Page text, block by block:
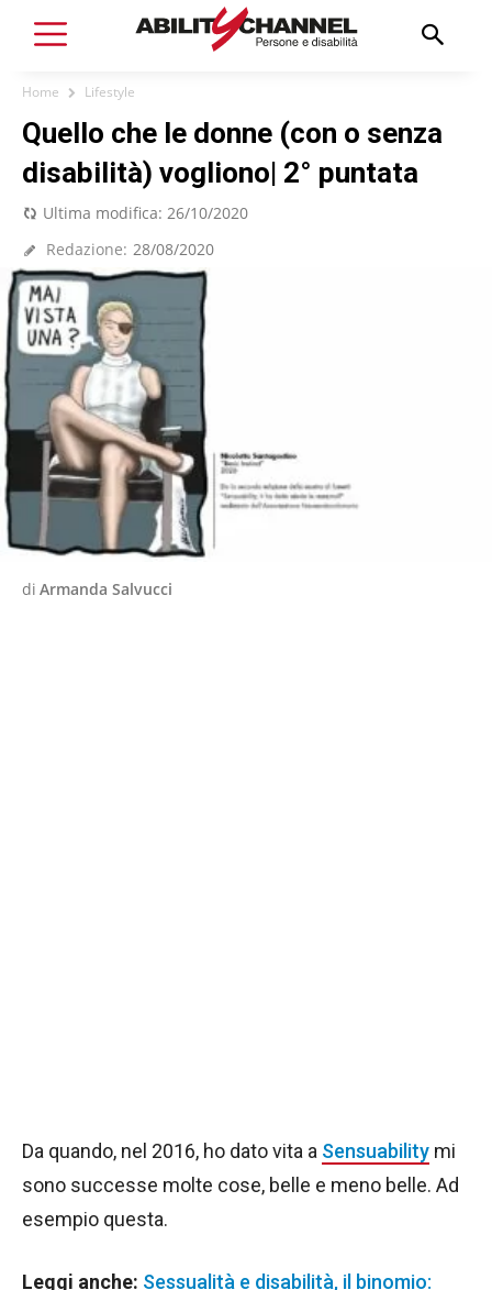
Home Lifestyle
Quello che le donne (con o senza
disabilità) vogliono| 2° puntata
Ultima modifica: 26/10/2020
Redazione: 28/08/2020
di Armanda Salvucci
Da quando, nel 2016, ho dato vita a Sensuability mi
sono successe molte cose, belle e meno belle. Ad
esempio questa.
Leggi anche: Sessualità e disabilità, il binomio: